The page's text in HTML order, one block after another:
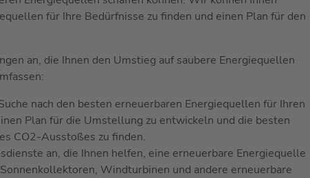
für Ihre Bedürfnisse zu finden und einen Plan für den
an, die Ihnen den Umstieg auf saubere Energiequellen
nach den besten erneuerbaren Energiequellen für Ihren
Plan für die Umstellung zu entwickeln und die besten
CO2-Ausstoßes zu finden.
an, die Ihnen helfen, eine erneuerbare Energiequelle
Windturbinen und andere erneuerbare